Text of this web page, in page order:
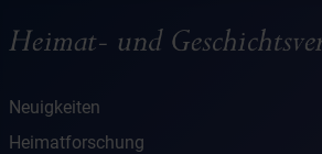
Neuigkeiten
Heimatforschung